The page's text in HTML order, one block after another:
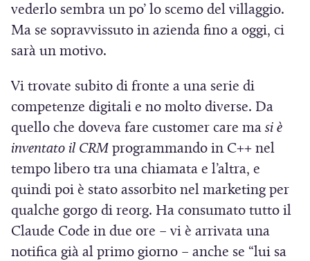
vederlo sembra un po’ lo scemo del villaggio.
Ma se sopravvissuto in azienda fino a oggi, ci
sarà un motivo.
Vi trovate subito di fronte a una serie di
competenze digitali e no molto diverse. Da
quello che doveva fare customer care masi è
inventato il CRM programmando in C++ nel
tempo libero tra una chiamata e l’altra, e
quindi poi è stato assorbito nel marketing per
qualche gorgo di reorg. Ha consumato tutto il
Claude Code in due ore – vi è arrivata una
notifica già al primo giorno – anche se “lui sa